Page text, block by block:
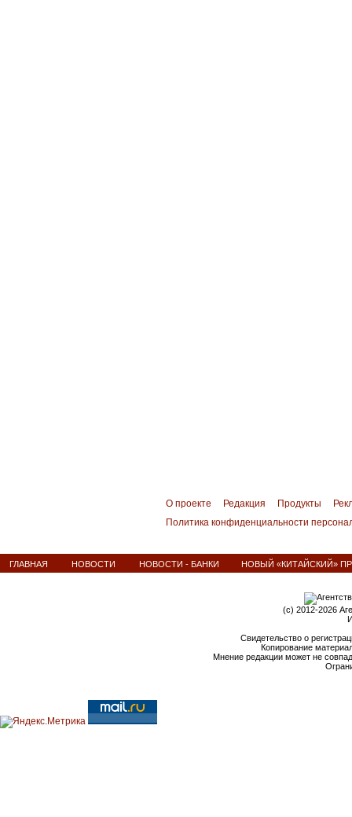
О проекте Редакция Продукты
Политика конфиденциальности
ГЛАВНАЯ НОВОСТИ НОВОСТИ - БАНКИ НОВЫЙ «КИТАЙСКИЙ»
(c) 2012-2026
Свидетельство о
Копирование
Мнение редакции может не